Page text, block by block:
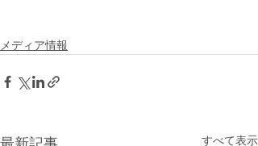
メディア情報
すべて表示